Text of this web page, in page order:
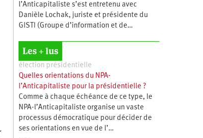
l’Anticapitaliste s’est entretenu avec
Danièle Lochak, juriste et présidente du
GISTI (Groupe d’information et de…
Les + lus
élection présidentielle
Quelles orientations du NPA-
l’Anticapitaliste pour la présidentielle ?
Comme à chaque échéance de ce type, le
NPA-l’Anticapitaliste organise un vaste
processus démocratique pour décider de
ses orientations en vue de l’…